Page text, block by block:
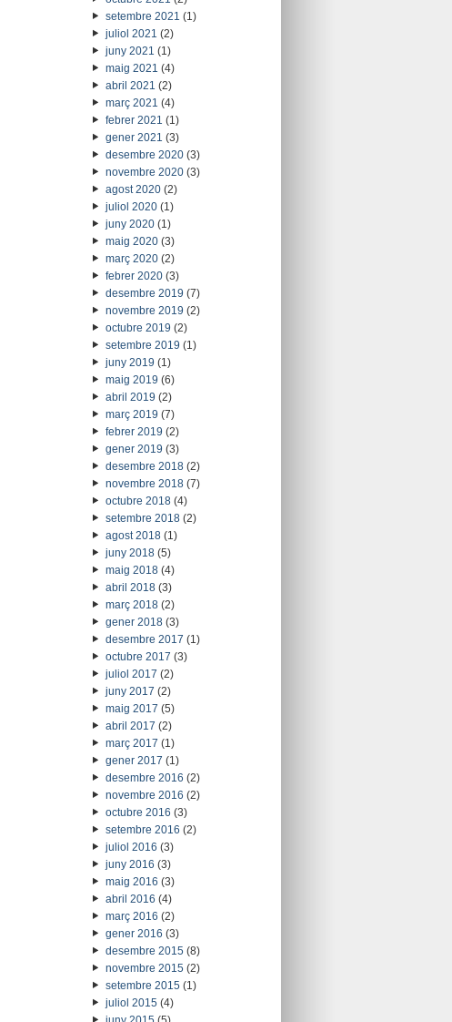
setembre 2021 (1)
juliol 2021 (2)
juny 2021 (1)
maig 2021 (4)
abril 2021 (2)
març 2021 (4)
febrer 2021 (1)
gener 2021 (3)
desembre 2020(3)
novembre 2020(3)
agost 2020(2)
juliol 2020(1)
juny 2020(1)
maig 2020(3)
març 2020(2)
febrer 2020(3)
desembre 2019 (7)
novembre 2019 (2)
octubre 2019 (2)
setembre 2019 (1)
juny 2019 (1)
maig 2019 (6)
abril 2019 (2)
març 2019 (7)
febrer 2019 (2)
gener 2019 (3)
desembre 2018(2)
novembre 2018(7)
octubre 2018(4)
setembre 2018(2)
agost 2018(1)
juny 2018(5)
maig 2018(4)
abril 2018(3)
març 2018(2)
gener 2018(3)
desembre 2017 (1)
octubre 2017 (3)
juliol 2017 (2)
juny 2017 (2)
maig 2017 (5)
abril 2017 (2)
març 2017 (1)
gener 2017 (1)
desembre 2016 (2)
novembre 2016 (2)
octubre 2016 (3)
setembre 2016 (2)
juliol 2016 (3)
juny 2016 (3)
maig 2016 (3)
abril 2016 (4)
març 2016 (2)
gener 2016 (3)
desembre 2015(8)
novembre 2015(2)
setembre 2015(1)
juliol 2015(4)